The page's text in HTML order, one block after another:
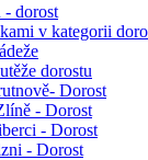
- dorost
v kategorii
dorostu
Dorost
- Dorost
- Dorost
- Dorost